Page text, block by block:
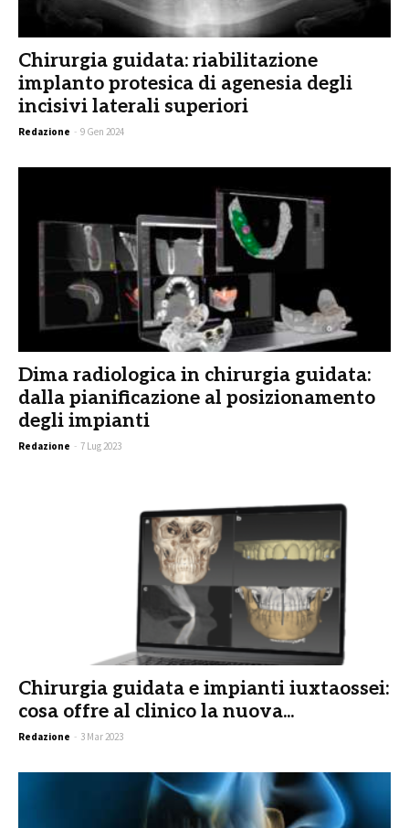
Chirurgia guidata: riabilitazione
implanto protesica di agenesia degli
incisivi laterali superiori
Redazione - 9 Gen 2024
Dima radiologica in chirurgia guidata:
dalla pianificazione al posizionamento
degli impianti
Redazione - 7 Lug 2023
Chirurgia guidata e impianti iuxtaossei:
cosa offre al clinico la nuova...
Redazione - 3 Mar 2023